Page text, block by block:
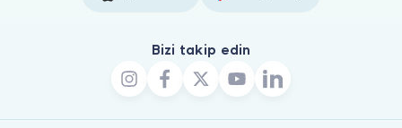
Bizi takip edin